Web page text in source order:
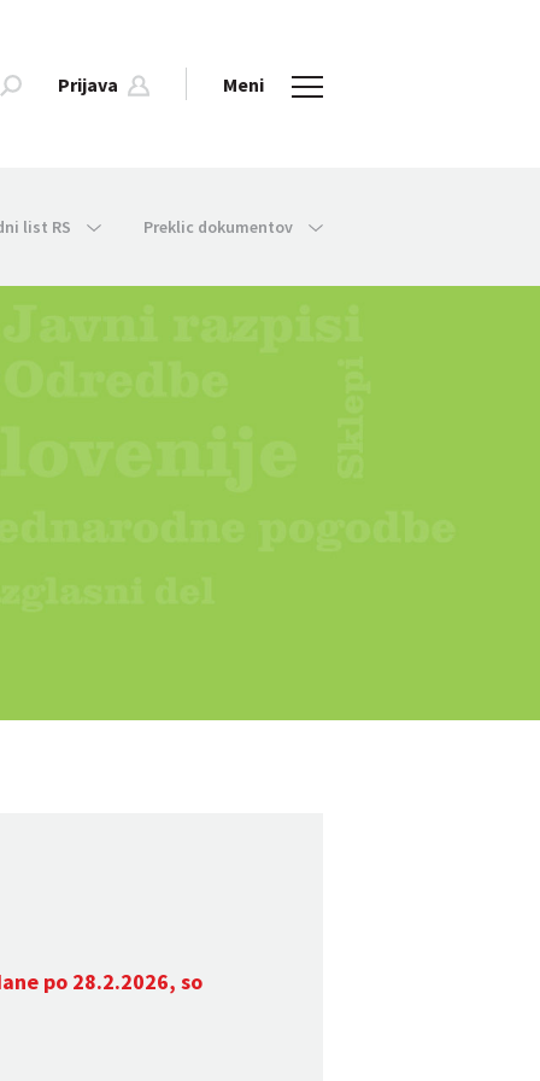
Prijava Meni
list RS Preklic dokumentov
po 28.2.2026, so